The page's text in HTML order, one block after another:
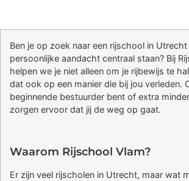
Ben je op zoek naar een rijschool in
persoonlijke aandacht centraal staan? Bij
helpen we je niet alleen om je rijbewijs te
dat ook op een manier die bij jou verleden.
beginnende bestuurder bent of extra
zorgen ervoor dat jij de weg op gaat.
Waarom Rijschool Vlam?
Er zijn veel rijscholen in Utrecht, maar wat